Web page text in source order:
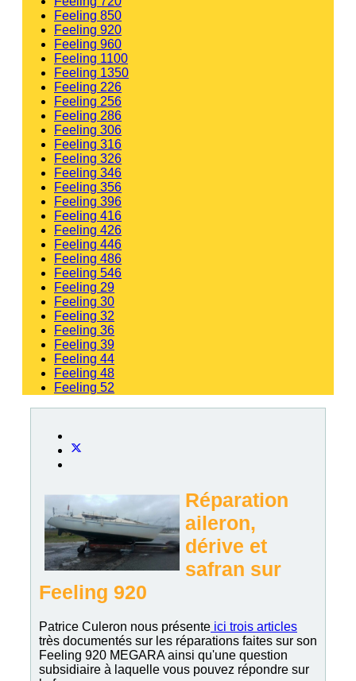
Feeling 850
Feeling 920
Feeling 960
Feeling 1100
Feeling 1350
Feeling 226
Feeling 256
Feeling 286
Feeling 306
Feeling 316
Feeling 326
Feeling 346
Feeling 356
Feeling 396
Feeling 416
Feeling 426
Feeling 446
Feeling 486
Feeling 546
Feeling 29
Feeling 30
Feeling 32
Feeling 36
Feeling 39
Feeling 44
Feeling 48
Feeling 52
Réparation
aileron,
dérive et
safran sur
Feeling 920
Patrice Culeron nous présente ici trois articles
très documentés sur les réparations faites sur son
Feeling 920 MEGARA ainsi qu'une question
subsidiaire à laquelle vous pouvez répondre sur